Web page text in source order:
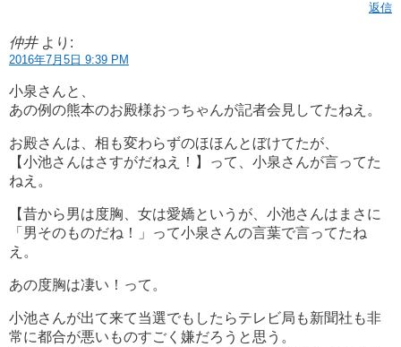
返信
仲井 より:
2016年7月5日 9:39 PM
小泉さんと、
あの例の熊本のお殿様おっちゃんが記者会見してたねえ。
お殿さんは、相も変わらずのほほんとぼけてたが、
【小池さんはさすがだねえ！】って、小泉さんが言ってた
ねえ。
【昔から男は度胸、女は愛嬌というが、小池さんはまさに
「男そのものだね！」って小泉さんの言葉で言ってたね
え。
あの度胸は凄い！って。
小池さんが出て来て当選でもしたらテレビ局も新聞社も非
常に都合が悪いものすごく嫌だろうと思う。